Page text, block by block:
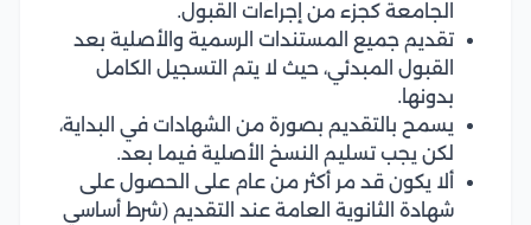
الجامعة كجزء من إجراءات القبول.
تقديم جميع المستندات الرسمية والأصلية بعد
القبول المبدئي، حيث لا يتم التسجيل الكامل
بدونها.
يسمح بالتقديم بصورة من الشهادات في البداية،
لكن يجب تسليم النسخ الأصلية فيما بعد.
ألا يكون قد مر أكثر من عام على الحصول على
شهادة الثانوية العامة عند التقديم (شرط أساسي